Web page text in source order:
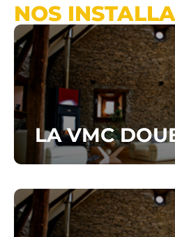
NOS
LA VMC